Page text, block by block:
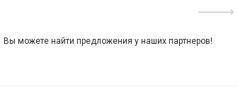
Вы можете найти предложения у наших партнеров!